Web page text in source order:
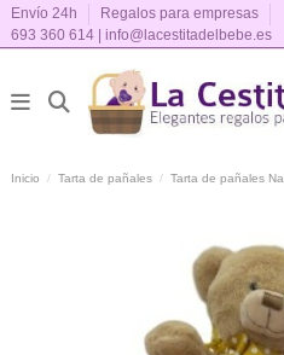
Envío 24h
Regalos para empresas
693 360 614 | info@lacestitadelbebe.es
Inicio Tarta de pañales Tarta de pañales